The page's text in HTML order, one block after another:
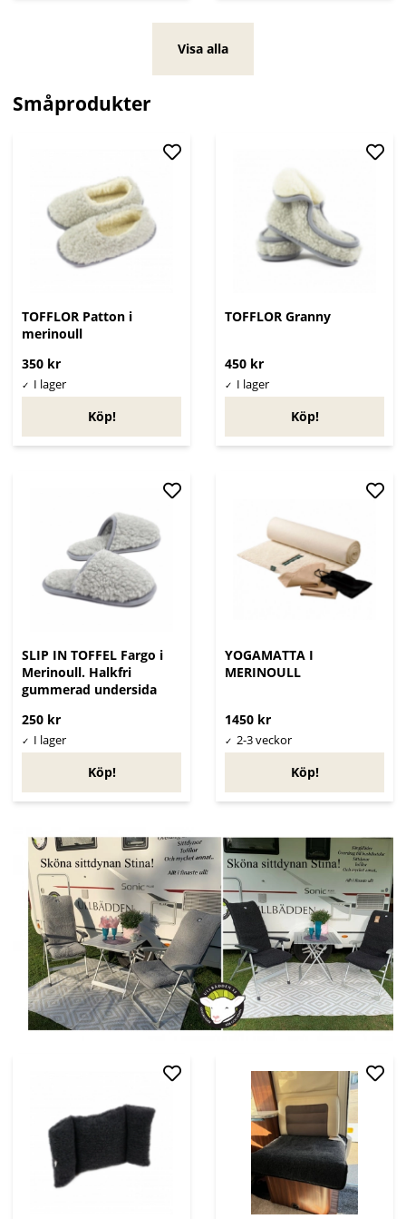
Visa alla
Småprodukter
TOFFLOR Patton i
merinoull
350 kr
Köp!
TOFFLOR Granny
450 kr
Köp!
SLIP IN TOFFEL Fargo i
Merinoull. Halkfri
gummerad undersida
250 kr
Köp!
YOGAMATTA I
MERINOULL
1450 kr
Köp!